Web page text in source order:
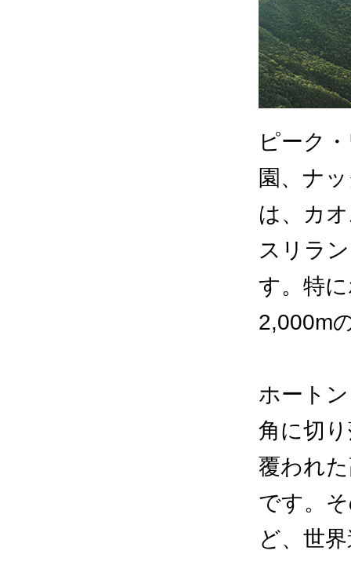
ピーク
園、ナ
は、カ
スリラ
す。特
2,000m
ホート
角に切
覆われ
です。
ど、世